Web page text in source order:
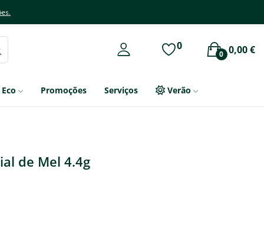
0 0,00 €
0
Eco Promoções Serviços Verão
de Mel 4.4g